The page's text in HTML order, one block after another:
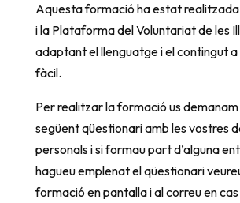
Aquesta formació ha estat
i la Plataforma del Voluntariat de les
adaptant el llenguatge i el contingut
fàcil.
Per realitzar la formació us
següent qüestionari amb les vostres
personals i si formau part d’alguna
hagueu emplenat el qüestionari
formació en pantalla i al correu en